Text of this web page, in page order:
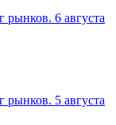
6 августа
5 августа